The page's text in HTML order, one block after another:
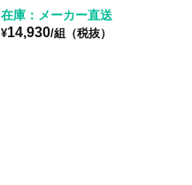
在庫：メーカー直送
¥14,930/組（税抜）